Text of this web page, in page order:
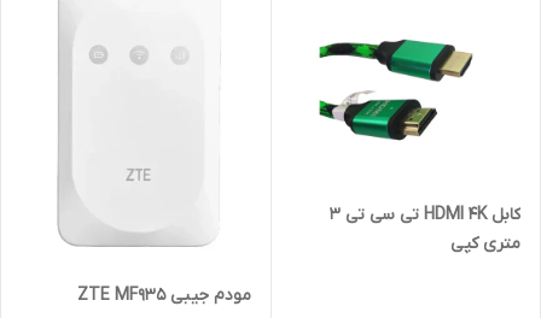
کابل HDMI 4K تی سی تی 3
متری کپی
مودم جیبی ZTE MF935